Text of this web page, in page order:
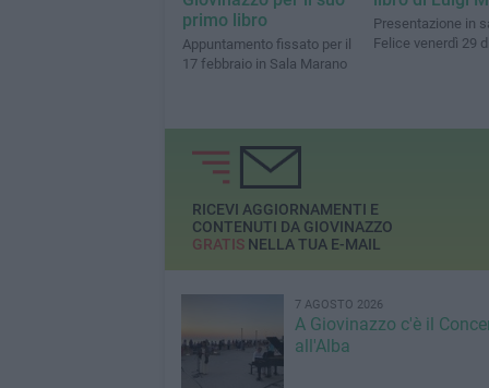
primo libro
Appuntamento fissato per il
17 febbraio in Sala Marano
Presentazione in
Felice venerdì 29
RICEVI AGGIORNAMENTI E
CONTENUTI DA GIOVINAZZO
GRATISNELLA TUA E-MAIL
7 AGOSTO 2026
A Giovinazzo c'è il
all'Alba